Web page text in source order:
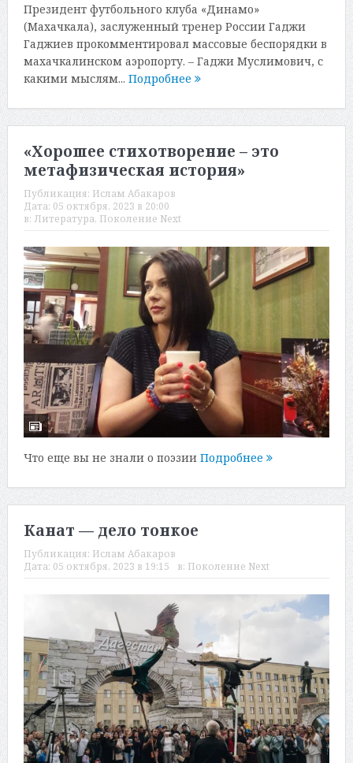
Президент футбольного клуба «Динамо»
(Махачкала), заслуженный тренер России Гаджи
Гаджиев прокомментировал массовые беспорядки в
махачкалинском аэропорту. – Гаджи Муслимович, с
какими мыслям... Подробнее
«Хорошее стихотворение – это
метафизическая история»
Публикация: Ислам Абакаров
Дата: 05 октября, 2023 в 20:00
в: Литература, Поколение Next
Что еще вы не знали о поэзии Подробнее
Канат — дело тонкое
Публикация: Ислам Абакаров
Дата: 05 октября, 2023 в 19:15 в: Поколение Next